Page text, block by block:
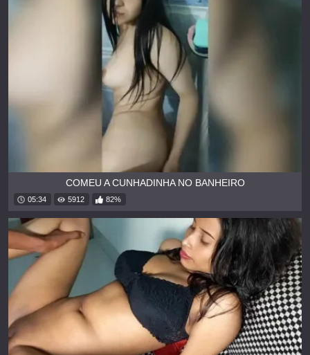
COMEU A CUNHADINHA NO BANHEIRO
05:34 5912 82%